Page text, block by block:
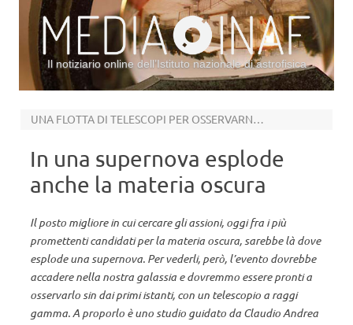
Il notiziario online dell’Istituto nazionale di astrofisica
UNA FLOTTA DI TELESCOPI PER OSSERVARNE LE TRACCE GAMMA
In una supernova esplode
anche la materia oscura
Il posto migliore in cui cercare gli assioni, oggi fra i più
promettenti candidati per la materia oscura, sarebbe là dove
esplode una supernova. Per vederli, però, l’evento dovrebbe
accadere nella nostra galassia e dovremmo essere pronti a
osservarlo sin dai primi istanti, con un telescopio a raggi
gamma. A proporlo è uno studio guidato da Claudio Andrea